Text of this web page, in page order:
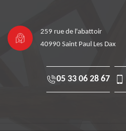
259 rue de l'abattoir
40990 Saint Paul Les Dax
05 33 06 28 67